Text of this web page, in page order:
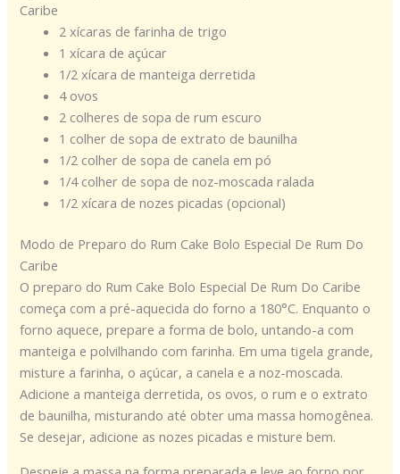
Caribe
2 xícaras de farinha de trigo
1 xícara de açúcar
1/2 xícara de manteiga derretida
4 ovos
2 colheres de sopa de rum escuro
1 colher de sopa de extrato de baunilha
1/2 colher de sopa de canela em pó
1/4 colher de sopa de noz-moscada ralada
1/2 xícara de nozes picadas (opcional)
Modo de Preparo do Rum Cake Bolo Especial De Rum Do
Caribe
O preparo do Rum Cake Bolo Especial De Rum Do Caribe
começa com a pré-aquecida do forno a 180°C. Enquanto o
forno aquece, prepare a forma de bolo, untando-a com
manteiga e polvilhando com farinha. Em uma tigela grande,
misture a farinha, o açúcar, a canela e a noz-moscada.
Adicione a manteiga derretida, os ovos, o rum e o extrato
de baunilha, misturando até obter uma massa homogênea.
Se desejar, adicione as nozes picadas e misture bem.